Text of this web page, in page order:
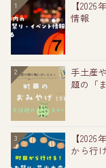
1
【
情報
2
手土産
題の「
3
【
から行